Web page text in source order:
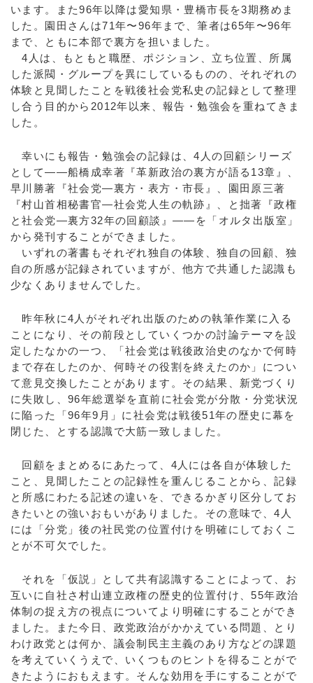
います。また96年以降は愛知県・豊橋市長を3期務めま
した。園田さんは71年〜96年まで、筆者は65年〜96年
まで、ともに本部で裏方を担いました。
4人は、もともと職歴、ポジション、立ち位置、所属
した派閥・グループを異にしているものの、それぞれの
体験と見聞したことを戦後社会党私史の記録として整理
し合う目的から2012年以来、報告・勉強会を重ねてきま
した。
幸いにも報告・勉強会の記録は、4人の回顧シリーズ
として——船橋成幸著『革新政治の裏方が語る13章』、
早川勝著『社会党—裏方・表方・市長』、園田原三著
『村山首相秘書官—社会党人生の軌跡』、と拙著『政権
と社会党—裏方32年の回顧談』——を「オルタ出版室」
から発刊することができました。
いずれの著書もそれぞれ独自の体験、独自の回顧、独
自の所感が記録されていますが、他方で共通した認識も
少なくありませんでした。
昨年秋に4人がそれぞれ出版のための執筆作業に入る
ことになり、その前段としていくつかの討論テーマを設
定したなかの一つ、「社会党は戦後政治史のなかで何時
まで存在したのか、何時その役割を終えたのか」につい
て意見交換したことがあります。その結果、新党づくり
に失敗し、96年総選挙を直前に社会党が分散・分党状況
に陥った「96年9月」に社会党は戦後51年の歴史に幕を
閉じた、とする認識で大筋一致しました。
回顧をまとめるにあたって、4人には各自が体験した
こと、見聞したことの記録性を重んじることから、記録
と所感にわたる記述の違いを、できるかぎり区分してお
きたいとの強いおもいがありました。その意味で、4人
には「分党」後の社民党の位置付けを明確にしておくこ
とが不可欠でした。
それを「仮説」として共有認識することによって、お
互いに自社さ村山連立政権の歴史的位置付け、55年政治
体制の捉え方の視点についてより明確にすることができ
ました。また今日、政党政治がかかえている問題、とり
わけ政党とは何か、議会制民主主義のあり方などの課題
を考えていくうえで、いくつものヒントを得ることがで
きたようにおもえます。そんな効用を手にすることがで